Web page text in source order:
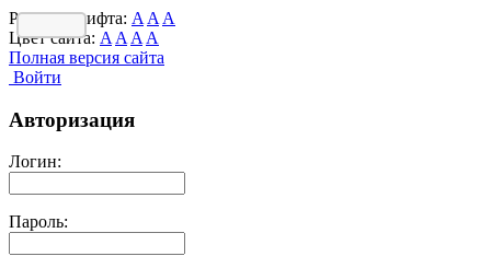
Размер шрифта: A A A
Цвет сайта: A A A A
Полная версия сайта
Войти
Авторизация
Логин:
Пароль: